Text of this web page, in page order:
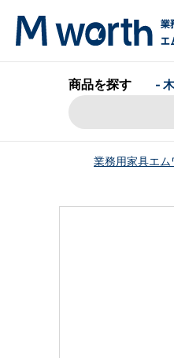
商品を探す -
業務用家具エム